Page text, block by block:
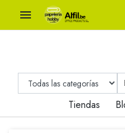

Tiendas